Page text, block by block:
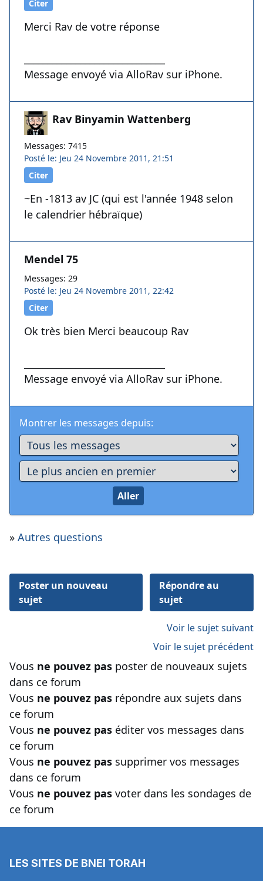
Citer
Merci Rav de votre réponse
Message envoyé via AlloRav sur iPhone.
Rav Binyamin Wattenberg
Messages: 7415
Posté le: Jeu 24 Novembre 2011, 21:51
Citer
~En -1813 av JC (qui est l'année 1948 selon
le calendrier hébraïque)
Mendel 75
Messages: 29
Posté le: Jeu 24 Novembre 2011, 22:42
Citer
Ok très bien Merci beaucoup Rav
Message envoyé via AlloRav sur iPhone.
Montrer les messages depuis:
» Autres questions
Poster un nouveau
sujet
Répondre au
sujet
Voir le sujet suivant
Voir le sujet précédent
Vous ne pouvez pas poster de nouveaux sujets
dans ce forum
Vous ne pouvez pas répondre aux sujets dans
ce forum
Vous ne pouvez pas éditer vos messages dans
ce forum
Vous ne pouvez pas supprimer vos messages
dans ce forum
Vous ne pouvez pas voter dans les sondages de
ce forum
LES SITES DE BNEI TORAH